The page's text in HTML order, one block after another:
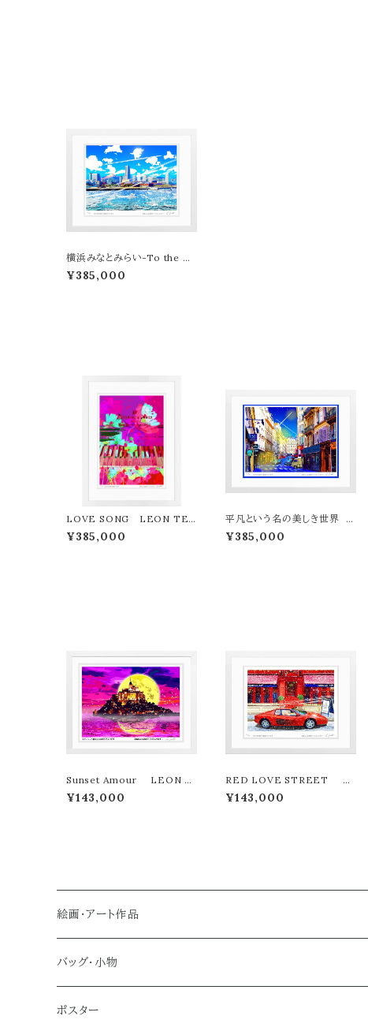
横浜みなとみらい-To the Fu
ture LEON TERASHIMA
版画作品77作限定（オンライン
¥385,000
LOVE SONG LEON TER
ASHIMA版画作品77作限定
（オンライン限定特典付き作
¥385,000
平凡という名の美しき世界 L
EON TERASHIMA版画作
品77作限定（オンライン限定特
¥385,000
Sunset Amour LEON T
ERASHIMA版画作品180作
限定
¥143,000
RED LOVE STREET L
EON TERASHIMA版画作
品180作限定
¥143,000
絵画・アート作品
大型作品
ノーマルサイズ（約Ａ２サイズ）
バッグ・小物
トートバッグ
ポスター